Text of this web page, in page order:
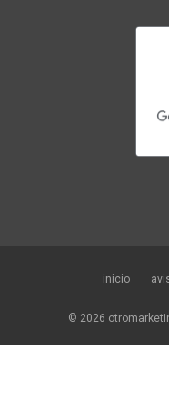
inicio
© 2026